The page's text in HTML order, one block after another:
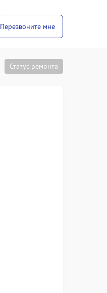
Перезвоните мне
Статус ремонта